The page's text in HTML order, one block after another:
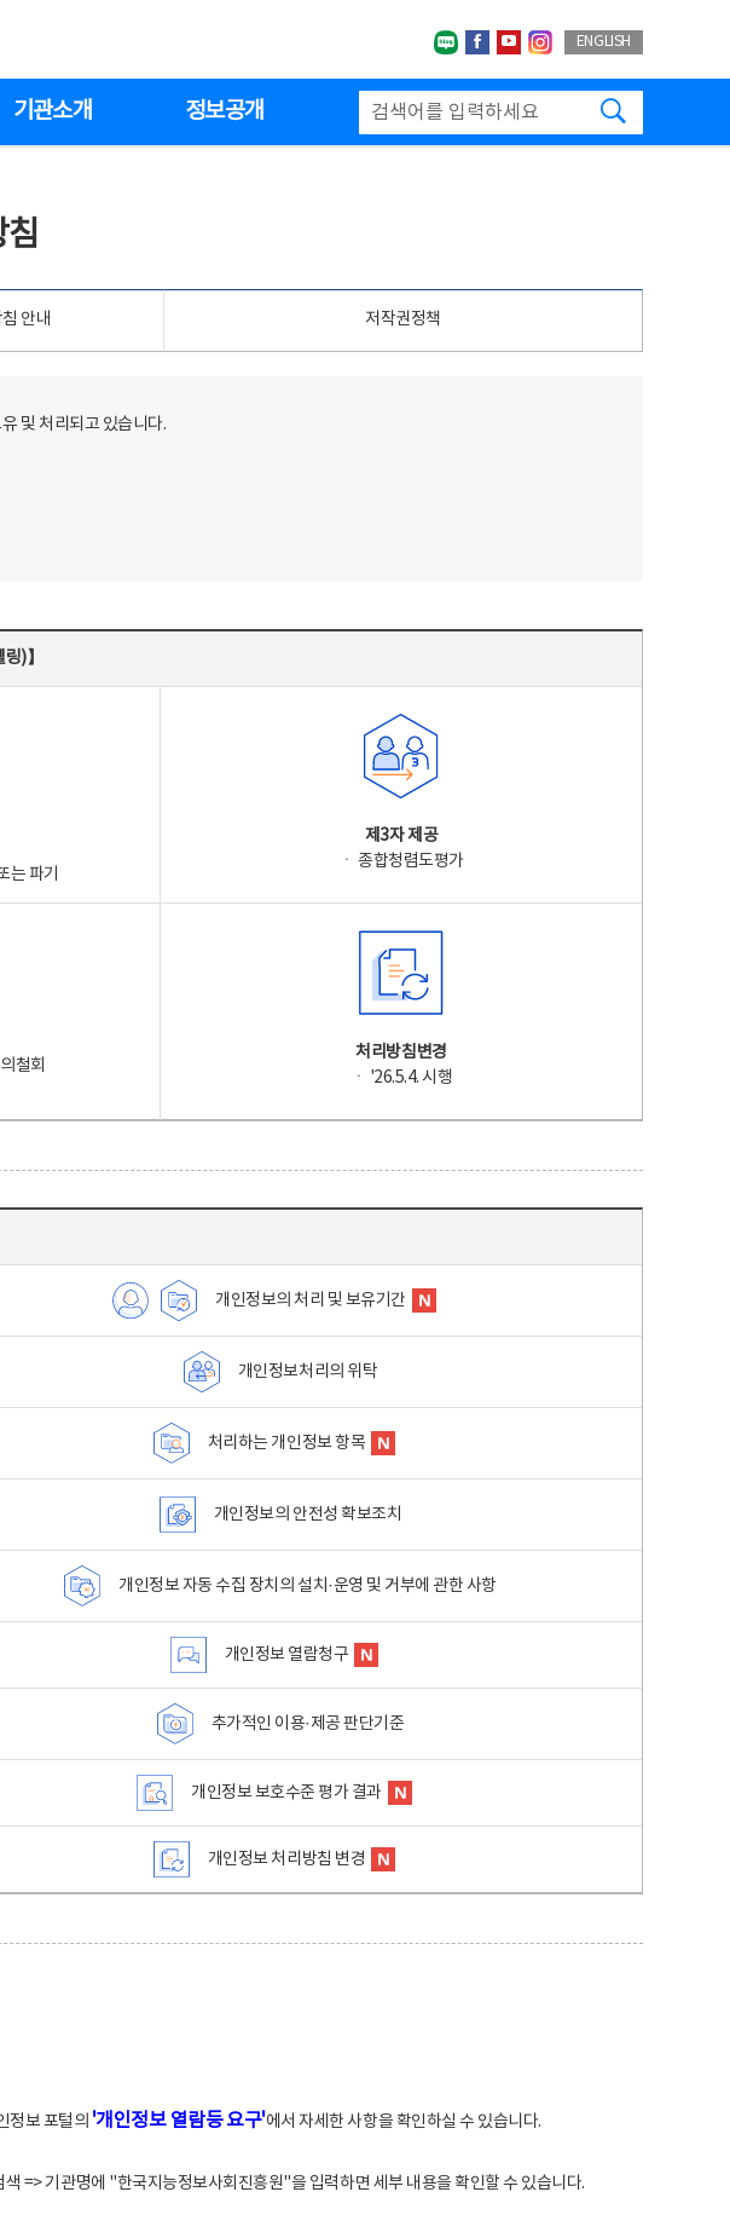
네이버블로그
페이스북
유투브인스타그랩
ENGLISH
기관소개 정보공개
안내 저작권정책
및 처리되고 있습니다.
)】
는 파기
제3자 제공
ㆍ 종합청렴도평가
철회
처리방침변경
ㆍ '26.5.4. 시행
개인정보의 처리 및 보유기간
개인정보처리의 위탁
처리하는 개인정보 항목
개인정보의 안전성 확보조치
개인정보 자동 수집 장치의 설치·운영 및 거부에 관한 사항
개인정보 열람청구
추가적인 이용·제공 판단기준
개인정보 보호수준 평가 결과
개인정보 처리방침 변경
정보 포털의 '개인정보 열람등 요구'에서 자세한 사항을 확인하실 수 있습니다.
=> 기관명에 "한국지능정보사회진흥원"을 입력하면 세부 내용을 확인할 수 있습니다.